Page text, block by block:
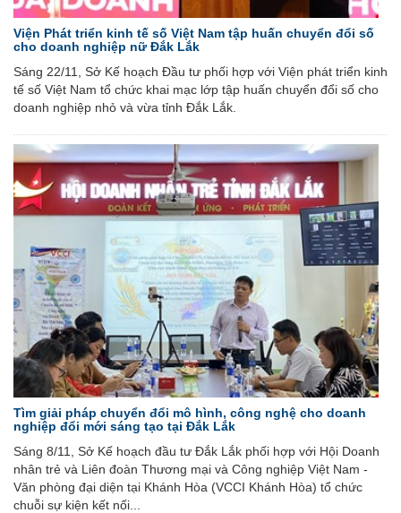
Viện Phát triển kinh tế số Việt Nam tập huấn chuyển đổi số
cho doanh nghiệp nữ Đắk Lắk
Sáng 22/11, Sở Kế hoạch Đầu tư phối hợp với Viện phát triển kinh
tế số Việt Nam tổ chức khai mạc lớp tập huấn chuyển đổi số cho
doanh nghiệp nhỏ và vừa tỉnh Đắk Lắk.
Tìm giải pháp chuyển đổi mô hình, công nghệ cho doanh
nghiệp đổi mới sáng tạo tại Đắk Lắk
Sáng 8/11, Sở Kế hoạch đầu tư Đắk Lắk phối hợp với Hội Doanh
nhân trẻ và Liên đoàn Thương mại và Công nghiệp Việt Nam -
Văn phòng đại diện tại Khánh Hòa (VCCI Khánh Hòa) tổ chức
chuỗi sự kiện kết nối...